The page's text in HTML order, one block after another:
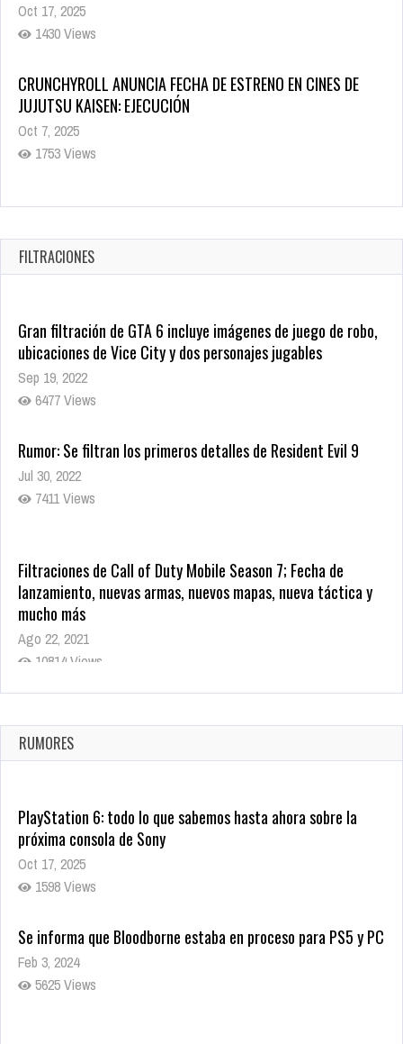
Oct 17, 2025
1430 Views
CRUNCHYROLL ANUNCIA FECHA DE ESTRENO EN CINES DE
JUJUTSU KAISEN: EJECUCIÓN
Oct 7, 2025
1753 Views
5 Películas de Terror Basadas en la Vida Real que te Helarán
Oct 22, 2025
1333 Views
FILTRACIONES
Gran filtración de GTA 6 incluye imágenes de juego de robo,
ubicaciones de Vice City y dos personajes jugables
Sep 19, 2022
6477 Views
Rumor: Se filtran los primeros detalles de Resident Evil 9
Jul 30, 2022
7411 Views
Filtraciones de Call of Duty Mobile Season 7; Fecha de
lanzamiento, nuevas armas, nuevos mapas, nueva táctica y
mucho más
Ago 22, 2021
10814 Views
La configuración de Call of Duty 2021 aparentemente ya fue
Ago 8, 2021
9996 Views
RUMORES
PlayStation 6: todo lo que sabemos hasta ahora sobre la
próxima consola de Sony
Oct 17, 2025
1598 Views
Se informa que Bloodborne estaba en proceso para PS5 y PC
Feb 3, 2024
5625 Views